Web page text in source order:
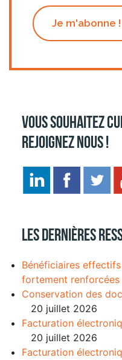
Je m'abonne !
Vous souhaitez
Rejoignez nous !
Les dernières
Bénéficiaires
fortement renforcées
Conservation des
20 juillet 2026
Facturation
20 juillet 2026
Facturation